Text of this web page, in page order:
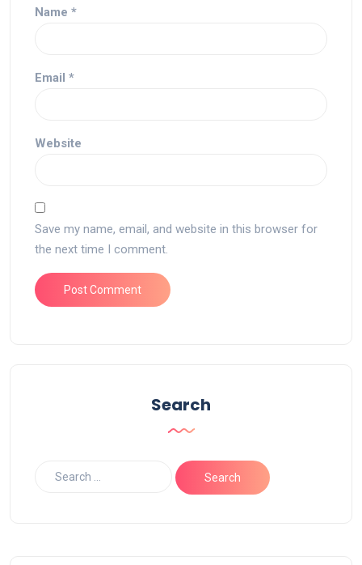
Name *
Email *
Website
Save my name, email, and website in this browser for
the next time I comment.
Search